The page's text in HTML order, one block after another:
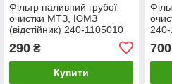
Фільтр паливний грубої
очистки МТЗ, ЮМЗ
(відстійник) 240-1105010
290₴
Купити
700